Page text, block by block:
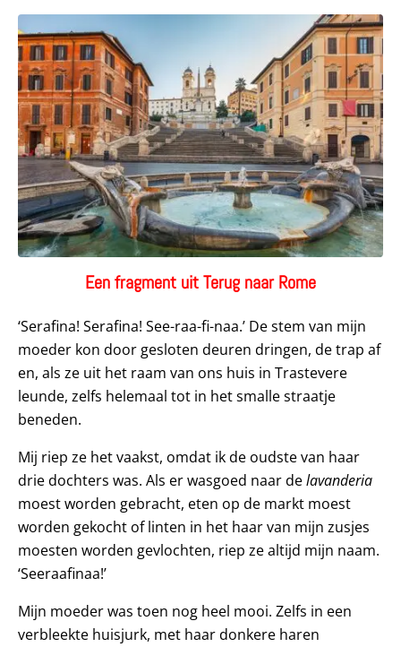
Een fragment uit Terug naar Rome
‘Serafina! Serafina! See-raa-fi-naa.’ De stem van mijn
moeder kon door gesloten deuren dringen, de trap af
en, als ze uit het raam van ons huis in Trastevere
leunde, zelfs helemaal tot in het smalle straatje
beneden.
Mij riep ze het vaakst, omdat ik de oudste van haar
drie dochters was. Als er wasgoed naar delavanderia
moest worden gebracht, eten op de markt moest
worden gekocht of linten in het haar van mijn zusjes
moesten worden gevlochten, riep ze altijd mijn naam.
‘Seeraafinaa!’
Mijn moeder was toen nog heel mooi. Zelfs in een
verbleekte huisjurk, met haar donkere haren